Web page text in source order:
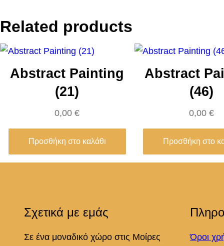
Related products
Abstract Painting
(21)
0,00€
Προσθήκη στο καλάθι
Abstract
(46)
0,00€
Προσθήκη στο
Σχετικά με εμάς
Σε ένα μοναδικό χώρο στις Μοίρες
Όροι